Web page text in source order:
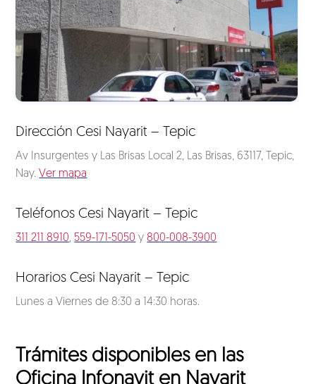
Dirección Cesi Nayarit – Tepic
Av Insurgentes y Las Brisas Local 2, Las Brisas, 63117, Tepic,
Nay. Ver mapa
Teléfonos Cesi Nayarit – Tepic
311 211 8910,559-171-5050 y800-008-3900
Horarios Cesi Nayarit – Tepic
Lunes a Viernes de 8:30 a 14:30 horas.
Trámites disponibles en las